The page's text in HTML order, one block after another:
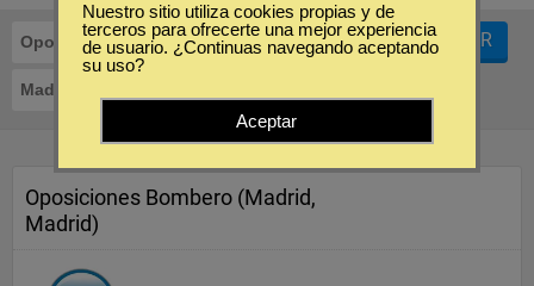
Oposiciones Bomberos
Madrid
FILTRAR
Oposiciones Bombero (Madrid,
Madrid)
Nuestro sitio utiliza cookies propias y de
terceros para ofrecerte una mejor experiencia
de usuario. ¿Continuas navegando aceptando
su uso?
Aceptar